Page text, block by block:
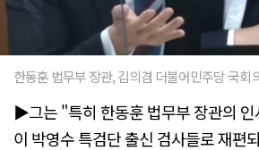
한동훈 법무부 장관, 김의겸 더불어민주당 국회
▶그는 "특히 한동훈 법무부 장관의 인
이 박영수 특검단 출신 검사들로 재편